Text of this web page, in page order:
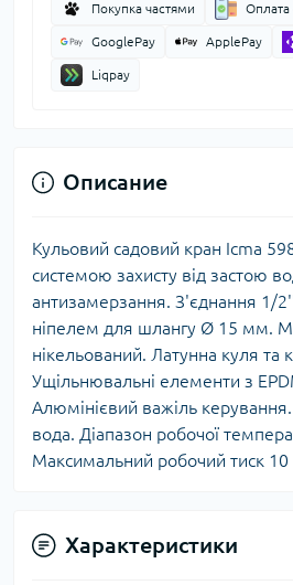
Покупка частями Оплата
GooglePay ApplePay
Liqpay
Описание
Кульовий садовий кран Icma
системою захисту від застою
антизамерзання. З'єднання 1/
ніпелем для шлангу Ø 15 мм.
нікельований. Латунна куля та
Ущільнювальні елементи з
Алюмінієвий важіль
вода. Діапазон робочої
Максимальний робочий тиск 10
Характеристики